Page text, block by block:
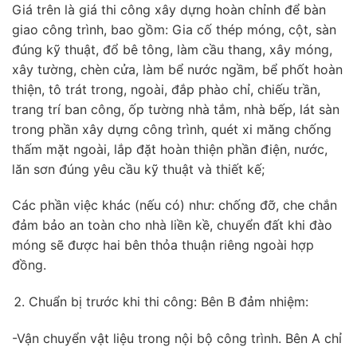
Giá trên là giá thi công xây dựng hoàn chỉnh để bàn
giao công trình, bao gồm: Gia cố thép móng, cột, sàn
đúng kỹ thuật, đổ bê tông, làm cầu thang, xây móng,
xây tường, chèn cửa, làm bể nước ngầm, bể phốt hoàn
thiện, tô trát trong, ngoài, đắp phào chỉ, chiếu trần,
trang trí ban công, ốp tường nhà tắm, nhà bếp, lát sàn
trong phần xây dựng công trình, quét xi măng chống
thấm mặt ngoài, lắp đặt hoàn thiện phần điện, nước,
lăn sơn đúng yêu cầu kỹ thuật và thiết kế;
Các phần việc khác (nếu có) như: chống đỡ, che chắn
đảm bảo an toàn cho nhà liền kề, chuyển đất khi đào
móng sẽ được hai bên thỏa thuận riêng ngoài hợp
đồng.
Chuẩn bị trước khi thi công: Bên B đảm nhiệm:
-Vận chuyển vật liệu trong nội bộ công trình. Bên A chỉ